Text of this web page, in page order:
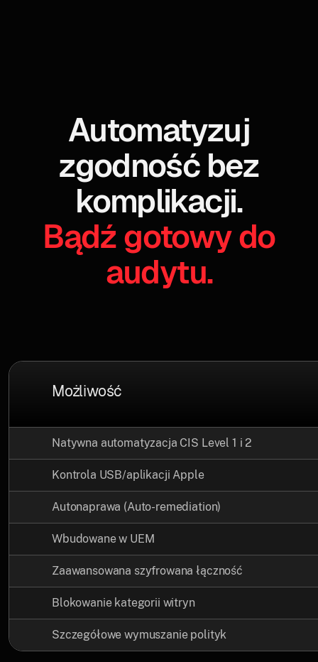
Automatyzuj
zgodność bez
komplikacji.
Bądź gotowy do
audytu.
Możliwość
Natywna automatyzacja CIS Level 1 i 2
Kontrola USB/aplikacji Apple
Autonaprawa (Auto-remediation)
Wbudowane w UEM
Zaawansowana szyfrowana łączność
Blokowanie kategorii witryn
Szczegółowe wymuszanie polityk